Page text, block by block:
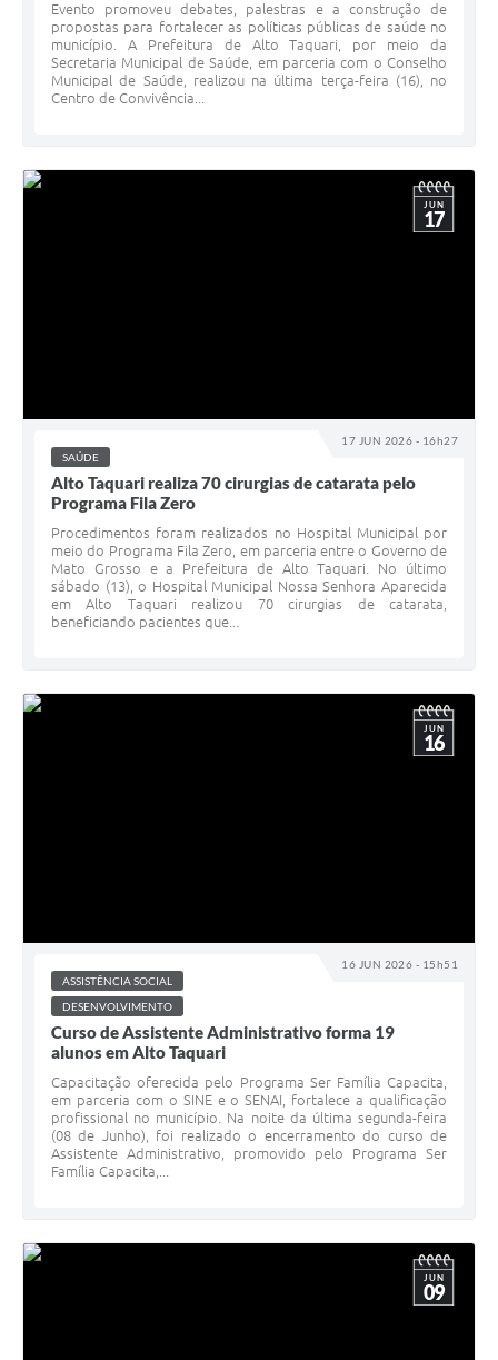
Evento promoveu debates, palestras e a construção de
propostas para fortalecer as políticas públicas de saúde no
município. A Prefeitura de Alto Taquari, por meio da
Secretaria Municipal de Saúde, em parceria com o Conselho
Municipal de Saúde, realizou na última terça-feira (16), no
Centro de Convivência...
17 JUN 2026 - 16h27
JUN
17
SAÚDE
Alto Taquari realiza 70 cirurgias de catarata pelo
Programa Fila Zero
Procedimentos foram realizados no Hospital Municipal por
meio do Programa Fila Zero, em parceria entre o Governo de
Mato Grosso e a Prefeitura de Alto Taquari. No último
sábado (13), o Hospital Municipal Nossa Senhora Aparecida
em Alto Taquari realizou 70 cirurgias de catarata,
beneficiando pacientes que...
16 JUN 2026 - 15h51
JUN
16
ASSISTÊNCIA SOCIAL
DESENVOLVIMENTO
Curso de Assistente Administrativo forma 19
alunos em Alto Taquari
Capacitação oferecida pelo Programa Ser Família Capacita,
em parceria com o SINE e o SENAI, fortalece a qualificação
profissional no município. Na noite da última segunda-feira
(08 de Junho), foi realizado o encerramento do curso de
Assistente Administrativo, promovido pelo Programa Ser
Família Capacita,...
JUN
09